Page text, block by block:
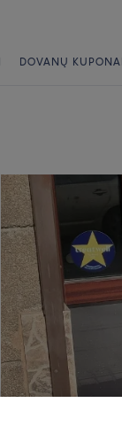
DOVANŲ KUPONAI